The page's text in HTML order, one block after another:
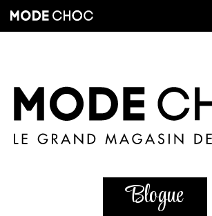
Blogue